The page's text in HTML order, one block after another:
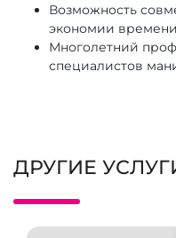
Возможность
экономии
Многолетний
специалистов
ДРУГИЕ